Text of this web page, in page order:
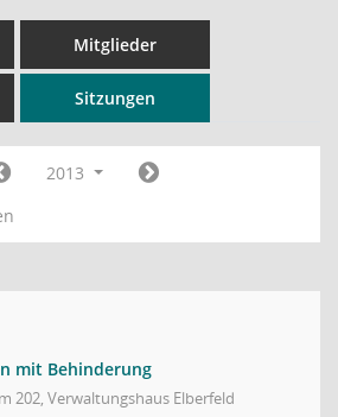
Mitglieder
Sitzungen
2013
mit Behinderung
202, Verwaltungshaus Elberfeld